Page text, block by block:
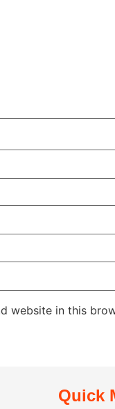
website in this
Quick